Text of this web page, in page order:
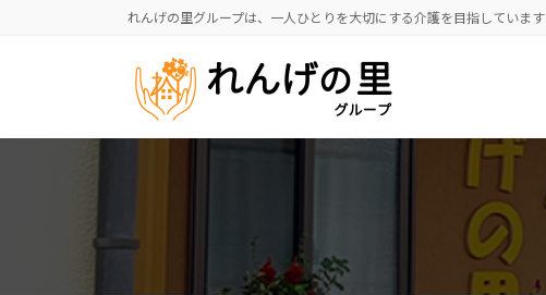
へ
ョ
れんげの里グループは、一人ひとりを大切にする介護を目指しています